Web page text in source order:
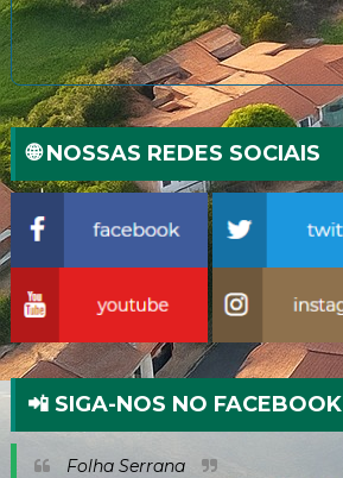
🌐 NOSSAS REDES SOCIAIS
📲 SIGA-NOS NO FACEBOOK
Folha Serrana